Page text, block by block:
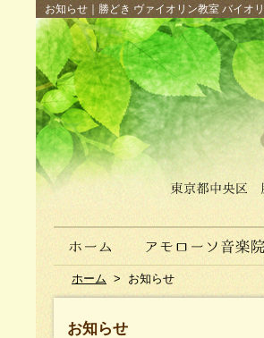
お知らせ｜勝どき ヴァイオリン教室 バイオ
ホーム > お知らせ
お知らせ